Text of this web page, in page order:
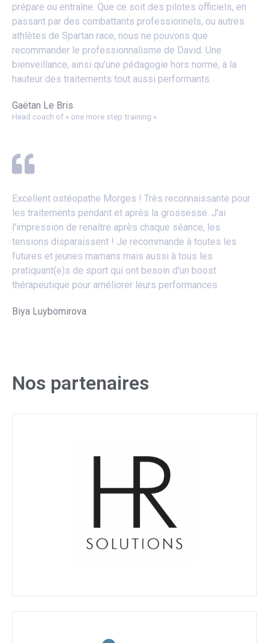
prépare ou entraîne. Que ce soit des pilotes officiels, en
passant par des combattants professionnels, ou autres
athlètes de Spartan race, nous ne pouvons que
recommander le professionnalisme de David. Une
bienveillance, ainsi qu’une pédagogie hors norme, à la
hauteur des traitements tout aussi performants.
Gaëtan Le Bris
Head coach of « one more step training »
Excellent ostéopathe Morges ! Très reconnaissante pour
les traitements pendant et après la grossesse. J'ai
l'impression de renaître après chaque séance, les
tensions disparaissent ! Je recommande à toutes les
futures et jeunes mamans mais aussi à tous les
pratiquant(e)s de sport qui ont besoin d'un boost
thérapeutique pour améliorer leurs performances
Biya Luybomirova
Nos partenaires